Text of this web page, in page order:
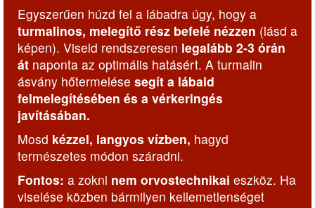
Egyszerűen húzd fel a lábadra úgy, hogy a
turmalinos, melegítő rész befelé nézzen (lásd a
képen). Viseld rendszeresen legalább 2-3 órán
át naponta az optimális hatásért. A turmalin
ásvány hőtermelése segít a lábaid
felmelegítésében és a vérkeringés
javításában.
Mosd kézzel, langyos vízben, hagyd
természetes módon száradni.
Fontos: a zokni nem orvostechnikai eszköz. Ha
viselése közben bármilyen kellemetlenséget